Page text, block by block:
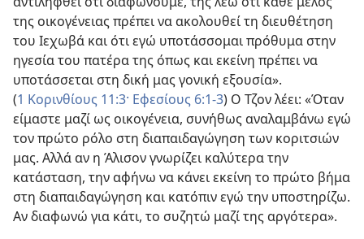
της οικογένειας πρέπει να ακολουθεί τη διευθέτηση
του Ιεχωβά και ότι εγώ υποτάσσομαι πρόθυμα στην
ηγεσία του πατέρα της όπως και εκείνη πρέπει να
υποτάσσεται στη δική μας γονική εξουσία».
(1 Κορινθίους 11:3· Εφεσίους 6:1-3) Ο Τζον λέει: «Όταν
είμαστε μαζί ως οικογένεια, συνήθως αναλαμβάνω εγώ
τον πρώτο ρόλο στη διαπαιδαγώγηση των κοριτσιών
μας. Αλλά αν η Άλισον γνωρίζει καλύτερα την
κατάσταση, την αφήνω να κάνει εκείνη το πρώτο βήμα
στη διαπαιδαγώγηση και κατόπιν εγώ την υποστηρίζω.
Αν διαφωνώ για κάτι, το συζητώ μαζί της αργότερα».